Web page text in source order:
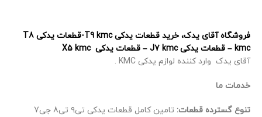
فروشگاه آقای یدک، خرید قطعات یدکی T9 kmc-قطعات یدکی T8
kmc – قطعات یدکی J7 kmc – قطعات یدکی X5 kmc
آقای یدک وارد کننده لوازم یدکی KMC .
خدمات ما
تنوع گسترده قطعات:
تامین کامل قطعات یدکی تی۹ تی8 جی7